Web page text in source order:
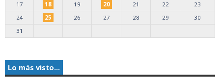
17
18 19 20 21 22
23
24
25 26 27 28 29
30
31
Lo más visto...